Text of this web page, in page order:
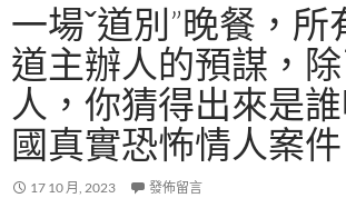
一場ˇ道別”晚餐，所
道主辦人的預謀，
人，你猜得出來是
國真實恐怖情人案件
17 10 月, 2023 發佈留言